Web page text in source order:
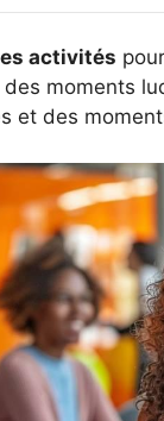
activités
moments
et des